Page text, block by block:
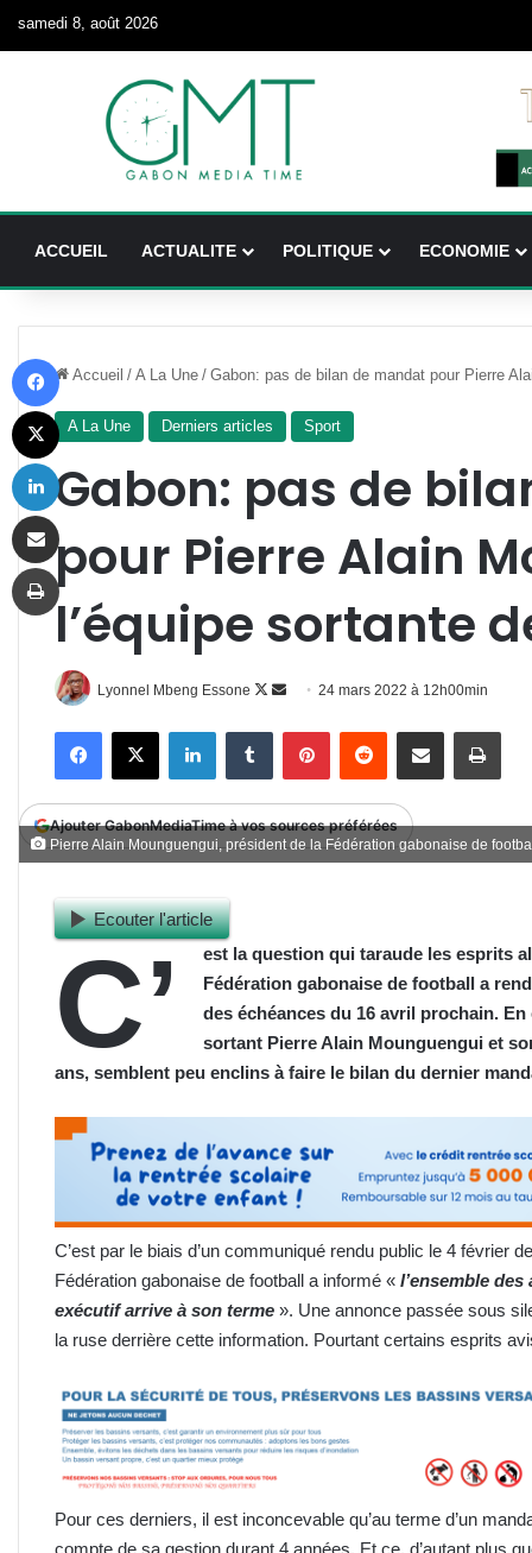
samedi 8, août 2026
ACCUEIL ACTUALITE POLITIQUE ECONOMIE
Accueil / A La Une / Gabon: pas de bilan de mandat pour Pierre
A La Une Derniers articles Sport
Gabon: pas de
pour Pierre Alain
l’équipe sortante
Lyonnel Mbeng Essone
Follow
Envoyer
courriel
24 mars 2022 à 12h00min
FacebookX LinkedinTumblr PinterestReddit Partager par email
Ajouter GabonMediaTime à vos sources préférées
Pierre Alain Mounguengui, président de la Fédération gabonaise de
Ecouter l'article
C’
est la question qui taraude les esprits
Fédération gabonaise de football a
des échéances du 16 avril prochain.
sortant Pierre Alain Mounguengui et
ans, semblent peu enclins à faire le bilan du dernier
C’est par le biais d’un communiqué rendu public le 4 février
Fédération gabonaise de football a informé « l’ensemble
exécutif arrive à son terme ». Une annonce passée sous
la ruse derrière cette information. Pourtant certains esprits
Pour ces derniers, il est inconcevable qu’au terme d’un
compte de sa gestion durant 4 années. Et ce, d’autant plus
X
Imprimer